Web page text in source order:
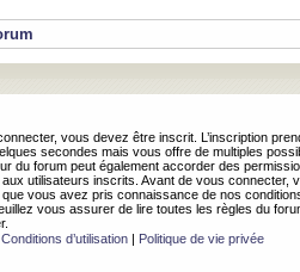
vous devez être inscrit. L’inscription
secondes mais vous offre de multiples
du forum peut également accorder des
aux utilisateurs inscrits. Avant de vous connecter,
vous avez pris connaissance de nos
vous assurer de lire toutes les règles du
Conditions d’utilisation| Politique de vie privée